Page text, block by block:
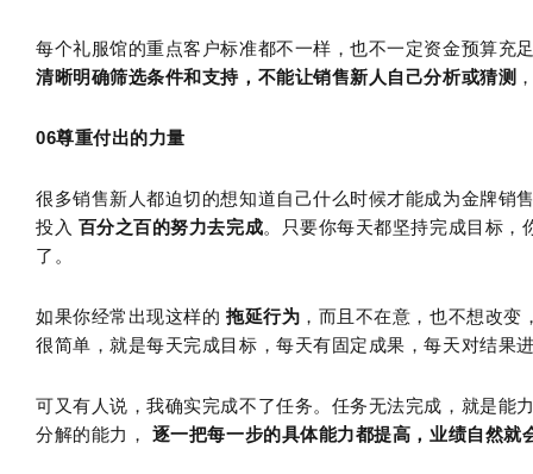
每个礼服馆的重点客户标准都不一样，也不一定资金预算
清晰明确筛选条件和支持，不能让销售新人自己分析或猜测
06尊重付出的力量
很多销售新人都迫切的想知道自己什么时候才能成为金牌
投入 百分之百的努力去完成。只要你每天都坚持完成目标，
了。
如果你经常出现这样的 拖延行为 ，而且不在意，也不想改
很简单，就是每天完成目标，每天有固定成果，每天对结果
可又有人说，我确实完成不了任务。任务无法完成，就是能
分解的能力， 逐一把每一步的具体能力都提高，业绩自然就